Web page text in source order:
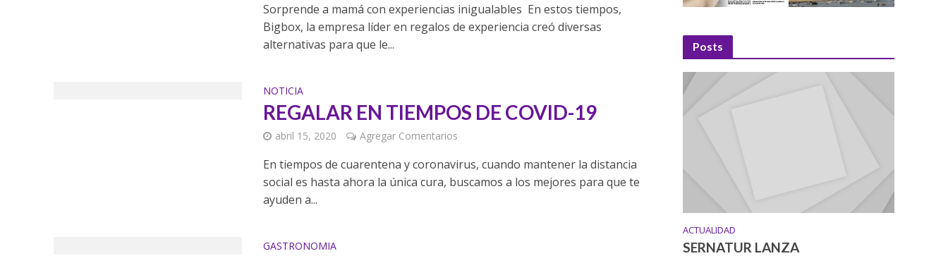
Sorprende a mamá con experiencias inigualables En estos tiempos,
Bigbox, la empresa líder en regalos de experiencia creó diversas
alternativas para que le...
NOTICIA
REGALAR EN TIEMPOS DE COVID-19
abril 15, 2020 Agregar Comentarios
En tiempos de cuarentena y coronavirus, cuando mantener la distancia
social es hasta ahora la única cura, buscamos a los mejores para que te
ayuden a...
GASTRONOMIA
Posts
ACTUALIDAD
SERNATUR LANZA